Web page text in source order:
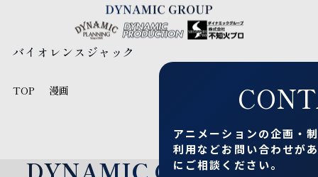
バイオレンスジャック
TOP 漫画
アニメーションの企画・
利用などお問い合わせが
にご相談ください。